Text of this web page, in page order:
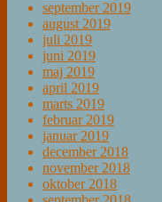
september 2019
august 2019
juli 2019
juni 2019
maj 2019
april 2019
marts 2019
februar 2019
januar 2019
december 2018
november 2018
oktober 2018